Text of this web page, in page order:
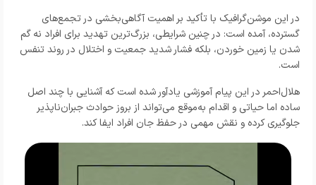
در این موشن‌گرافیک با تأکید بر اهمیت آگاهی‌بخشی در تجمع‌های
گسترده، آمده است: در چنین شرایطی، بزرگ‌ترین تهدید برای افراد نه گم
شدن یا زمین خوردن، بلکه فشار شدید جمعیت و اختلال در روند تنفس
است.
هلال‌احمر در این پیام آموزشی یادآور شده است که آشنایی با چند اصل
ساده اما حیاتی و اقدام به‌موقع می‌تواند از بروز حوادث جبران‌ناپذیر
جلوگیری کرده و نقش مهمی در حفظ جان افراد ایفا کند.